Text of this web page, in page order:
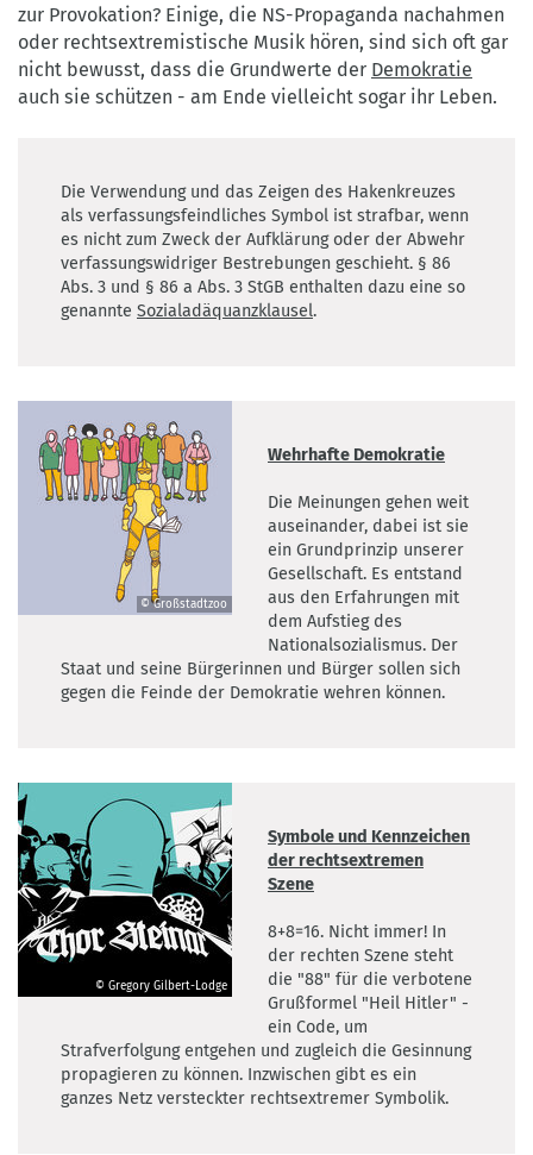
zur Provokation? Einige, die NS-Propaganda nachahmen
oder rechtsextremistische Musik hören, sind sich oft gar
nicht bewusst, dass die Grundwerte der Demokratie
auch sie schützen - am Ende vielleicht sogar ihr Leben.
Die Verwendung und das Zeigen des Hakenkreuzes
als verfassungsfeindliches Symbol ist strafbar, wenn
es nicht zum Zweck der Aufklärung oder der Abwehr
verfassungswidriger Bestrebungen geschieht. § 86
Abs. 3 und § 86 a Abs. 3 StGB enthalten dazu eine so
genannte Sozialadäquanzklausel.
© Großstadtzoo
Wehrhafte Demokratie
Die Meinungen gehen weit
auseinander, dabei ist sie
ein Grundprinzip unserer
Gesellschaft. Es entstand
aus den Erfahrungen mit
dem Aufstieg des
Nationalsozialismus. Der
Staat und seine Bürgerinnen und Bürger sollen sich
gegen die Feinde der Demokratie wehren können.
Gilbert-
Lodge
© Gregory Gilbert-Lodge
Symbole und Kennzeichen
der rechtsextremen
Szene
8+8=16. Nicht immer! In
der rechten Szene steht
die "88" für die verbotene
Grußformel "Heil Hitler" -
ein Code, um
Strafverfolgung entgehen und zugleich die Gesinnung
propagieren zu können. Inzwischen gibt es ein
ganzes Netz versteckter rechtsextremer Symbolik.